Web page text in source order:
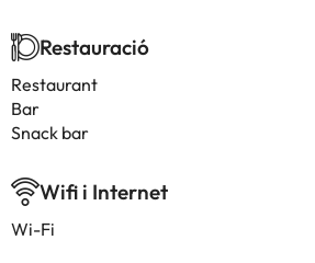
Restauració
Restaurant
Bar
Snack bar
Wifi i Internet
Wi-Fi